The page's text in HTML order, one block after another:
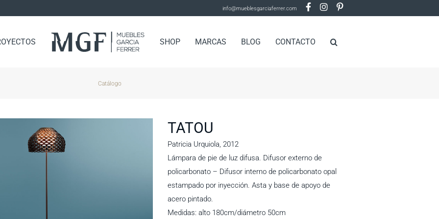
info@mueblesgarciaferrer.com
SHOP MARCAS BLOG CONTACTO
Catálogo
TATOU
Patricia Urquiola, 2012
Lámpara de pie de luz difusa. Difusor externo de
policarbonato – Difusor interno de policarbonato opal
estampado por inyección. Asta y base de apoyo de
acero pintado.
Medidas: alto 180cm/diámetro 50cm